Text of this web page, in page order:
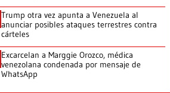
Trump otra vez apunta a Venezuela al
anunciar posibles ataques terrestres contra
cárteles
Excarcelan a Marggie Orozco, médica
venezolana condenada por mensaje de
WhatsApp